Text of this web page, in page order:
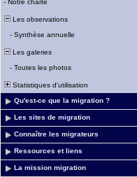
- Notre charte
Les observations
- Synthèse annuelle
Les galeries
- Toutes les photos
Statistiques d'utilisation
Qu'est-ce que la migration ?
Les sites de migration
Connaître les migrateurs
Ressources et liens
La mission migration